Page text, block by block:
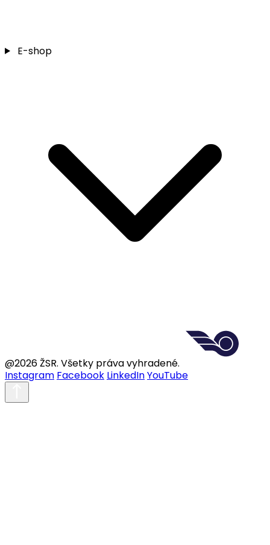
E-shop
@2026 ŽSR. Všetky práva vyhradené.
Instagram Facebook LinkedInYouTube